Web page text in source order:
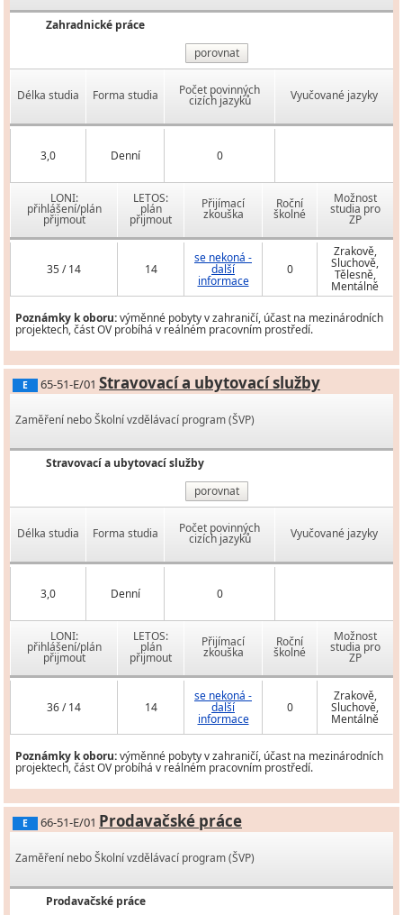
Zahradnické práce
porovnat
Délka studia Forma studia Počet povinných
cizích jazyků Vyučované jazyky
3,0 Denní 0
LONI:
přihlášení/plán
přijmout
LETOS:
plán
přijmout
Přijímací
zkouška
Roční
školné
Možnost
studia pro
ZP
35 / 14 14
se nekoná -
další
informace
0
Zrakově,
Sluchově,
Tělesně,
Mentálně
Poznámky k oboru:výměnné pobyty v zahraničí, účast na mezinárodních
projektech, část OV probíhá v reálném pracovním prostředí.
E 65-51-E/01 Stravovací a ubytovací služby
Zaměření nebo Školní vzdělávací program (ŠVP)
Stravovací a ubytovací služby
porovnat
Délka studia Forma studia Počet povinných
cizích jazyků Vyučované jazyky
3,0 Denní 0
LONI:
přihlášení/plán
přijmout
LETOS:
plán
přijmout
Přijímací
zkouška
Roční
školné
Možnost
studia pro
ZP
36 / 14 14
se nekoná -
další
informace
0
Zrakově,
Sluchově,
Mentálně
Poznámky k oboru:výměnné pobyty v zahraničí, účast na mezinárodních
projektech, část OV probíhá v reálném pracovním prostředí.
E 66-51-E/01 Prodavačské práce
Zaměření nebo Školní vzdělávací program (ŠVP)
Prodavačské práce